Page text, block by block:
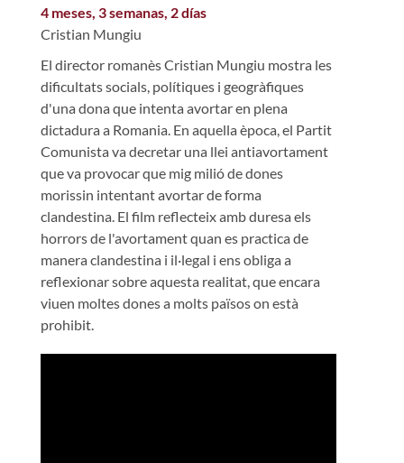
4 meses, 3 semanas, 2 días
Cristian Mungiu
El director romanès Cristian Mungiu mostra les
dificultats socials, polítiques i geogràfiques
d'una dona que intenta avortar en plena
dictadura a Romania. En aquella època, el Partit
Comunista va decretar una llei antiavortament
que va provocar que mig milió de dones
morissin intentant avortar de forma
clandestina. El film reflecteix amb duresa els
horrors de l'avortament quan es practica de
manera clandestina i il·legal i ens obliga a
reflexionar sobre aquesta realitat, que encara
viuen moltes dones a molts països on està
prohibit.